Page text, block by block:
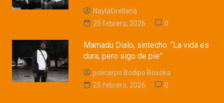
NaylaOrellana
25 febrero, 2026
0
Mamadu Dialo, sintecho: “La vida es
dura, pero sigo de pie”
policarpo Bodipo Bosoka
25 febrero, 2026
0